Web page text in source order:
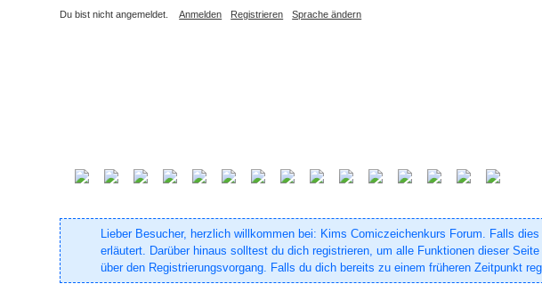
Du bist nicht angemeldet. Anmelden Registrieren Sprache ändern
Lieber Besucher, herzlich willkommen bei: Kims Comiczeichenkurs Forum. Falls
erläutert. Darüber hinaus solltest du dich registrieren, um alle Funktionen dieser
über den Registrierungsvorgang. Falls du dich bereits zu einem früheren Zeitpunkt